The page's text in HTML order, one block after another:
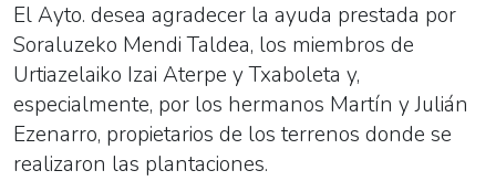
El Ayto. desea agradecer la ayuda prestada por
Soraluzeko Mendi Taldea, los miembros de
Urtiazelaiko Izai Aterpe y Txaboleta y,
especialmente, por los hermanos Martín y Julián
Ezenarro, propietarios de los terrenos donde se
realizaron las plantaciones.